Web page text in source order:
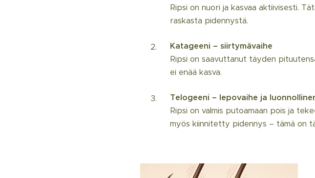
Ripsi on nuori ja kasvaa aktiivisesti.
raskasta pidennystä.
Katageeni – siirtymävaihe
Ripsi on saavuttanut täyden
ei enää kasva.
Telogeeni – lepovaihe ja
Ripsi on valmis putoamaan pois ja
myös kiinnitetty pidennys – tämä on